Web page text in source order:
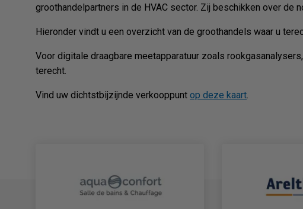
groothandelpartners in de HVAC sector. Zij beschikken over de
Hieronder vindt u een overzicht van de groothandels waar u
Voor digitale draagbare meetapparatuur zoals
terecht.
Vind uw dichtstbijzijnde verkooppunt op deze kaart.